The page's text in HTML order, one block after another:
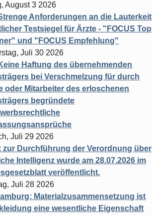
August 3 2026
Anforderungen an die Lauterkeit
Testsiegel für Ärzte - "FOCUS Top
und "FOCUS Empfehlung"
Juli 30 2026
Haftung des übernehmenden
bei Verschmelzung für durch
oder Mitarbeiter des erloschenen
begründete
Juli 29 2026
zur Durchführung der Verordnung über
Intelligenz wurde am 28.07.2026 im
veröffentlicht.
Juli 28 2026
Materialzusammensetzung ist
eine wesentliche Eigenschaft